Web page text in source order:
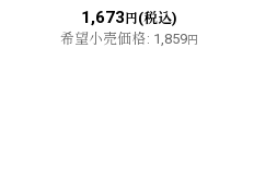
1,673 円(税込)
希望小売価格: 1,859円